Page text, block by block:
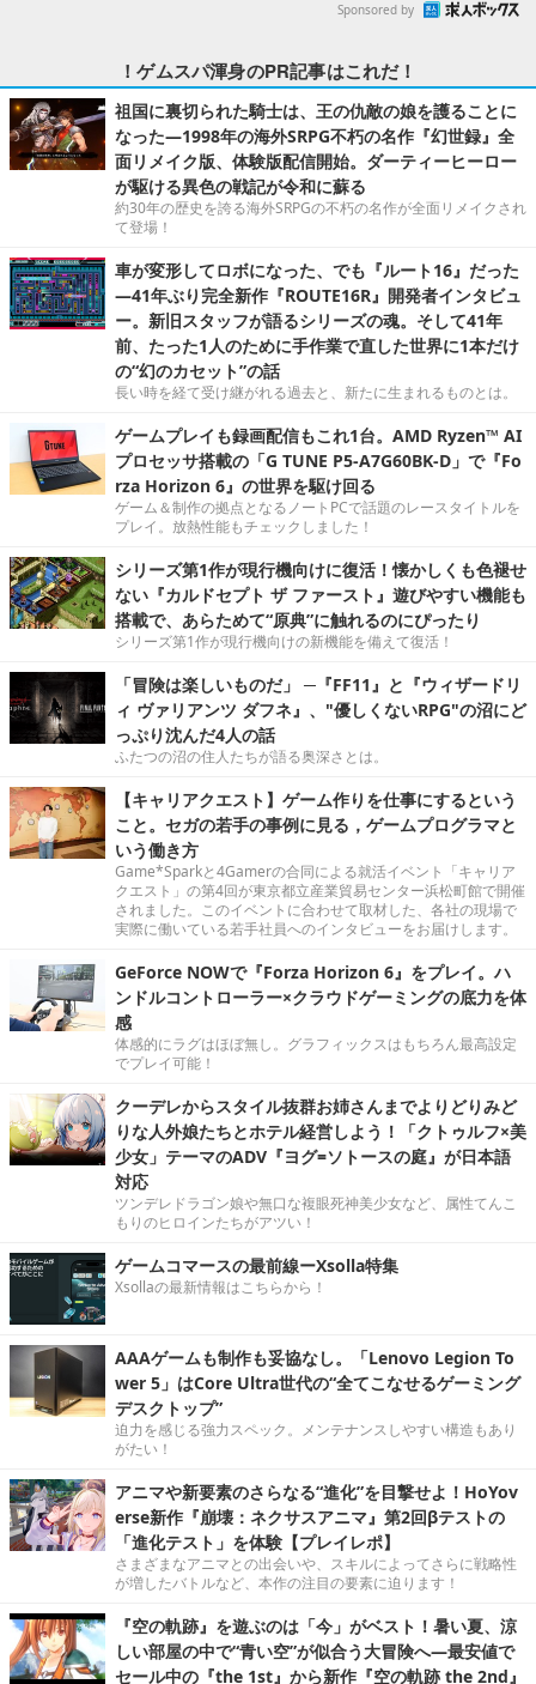
Sponsored by
！ゲムスパ渾身のPR記事はこれだ！
祖国に裏切られた騎士は、王の仇敵の娘を護ることに
なった―1998年の海外SRPG不朽の名作『幻世録』全
面リメイク版、体験版配信開始。ダーティーヒーロー
が駆ける異色の戦記が令和に蘇る
約30年の歴史を誇る海外SRPGの不朽の名作が全面リメイクされ
て登場！
車が変形してロボになった、でも『ルート16』だった
―41年ぶり完全新作『ROUTE16R』開発者インタビュ
ー。新旧スタッフが語るシリーズの魂。そして41年
前、たった1人のために手作業で直した世界に1本だけ
の“幻のカセット”の話
長い時を経て受け継がれる過去と、新たに生まれるものとは。
ゲームプレイも録画配信もこれ1台。AMD Ryzen™ AI
プロセッサ搭載の「G TUNE P5-A7G60BK-D」で『Fo
rza Horizon 6』の世界を駆け回る
ゲーム＆制作の拠点となるノートPCで話題のレースタイトルを
プレイ。放熱性能もチェックしました！
シリーズ第1作が現行機向けに復活！懐かしくも色褪せ
ない『カルドセプト ザ ファースト』遊びやすい機能も
搭載で、あらためて“原典”に触れるのにぴったり
シリーズ第1作が現行機向けの新機能を備えて復活！
「冒険は楽しいものだ」 ─『FF11』と『ウィザードリ
ィ ヴァリアンツ ダフネ』、"優しくないRPG"の沼にど
っぷり沈んだ4人の話
ふたつの沼の住人たちが語る奥深さとは。
【キャリアクエスト】ゲーム作りを仕事にするという
こと。セガの若手の事例に見る，ゲームプログラマと
いう働き方
Game*Sparkと4Gamerの合同による就活イベント「キャリア
クエスト」の第4回が東京都立産業貿易センター浜松町館で開催
されました。このイベントに合わせて取材した、各社の現場で
実際に働いている若手社員へのインタビューをお届けします。
GeForce NOWで『Forza Horizon 6』をプレイ。ハ
ンドルコントローラー×クラウドゲーミングの底力を体
感
体感的にラグはほぼ無し。グラフィックスはもちろん最高設定
でプレイ可能！
クーデレからスタイル抜群お姉さんまでよりどりみど
りな人外娘たちとホテル経営しよう！「クトゥルフ×美
少女」テーマのADV『ヨグ=ソトースの庭』が日本語
対応
ツンデレドラゴン娘や無口な複眼死神美少女など、属性てんこ
もりのヒロインたちがアツい！
ゲームコマースの最前線ーXsolla特集
Xsollaの最新情報はこちらから！
AAAゲームも制作も妥協なし。「Lenovo Legion To
wer 5」はCore Ultra世代の“全てこなせるゲーミング
デスクトップ”
迫力を感じる強力スペック。メンテナンスしやすい構造もあり
がたい！
アニマや新要素のさらなる“進化”を目撃せよ！HoYov
erse新作『崩壊：ネクサスアニマ』第2回βテストの
「進化テスト」を体験【プレイレポ】
さまざまなアニマとの出会いや、スキルによってさらに戦略性
が増したバトルなど、本作の注目の要素に迫ります！
『空の軌跡』を遊ぶのは「今」がベスト！暑い夏、涼
しい部屋の中で“青い空”が似合う大冒険へ―最安値で
セール中の『the 1st』から新作『空の軌跡 the 2nd』